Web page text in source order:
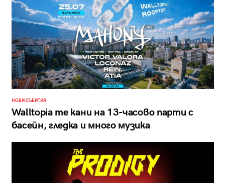
НОВИ СЪБИТИЯ
Walltopia те кани на 13-часово парти с
басейн, гледка и много музика